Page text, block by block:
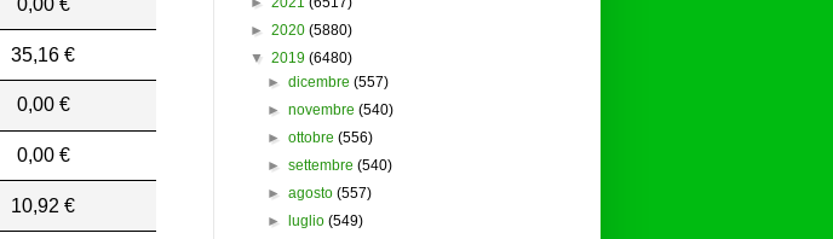
0,00 €
35,16 €
0,00 €
0,00 €
10,92 €
► 2020 (5880)
▼ 2019 (6480)
►dicembre (557)
►novembre (540)
►ottobre (556)
►settembre (540)
►agosto (557)
►
luglio (549)